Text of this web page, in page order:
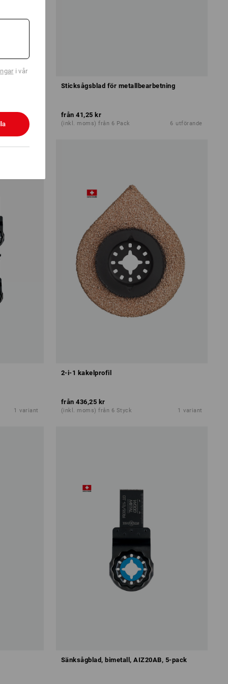
och
utförande
Sticksågsblad för metallbearbetning
från 41,25 kr
(inkl. moms) från 6 Pack 6 utförande
1 variant
2-i-1 kakelprofil
från 436,25 kr
(inkl. moms) från 6 Styck 1 variant
Sänksågblad, bimetall, AIZ20AB, 5-pack
i vår